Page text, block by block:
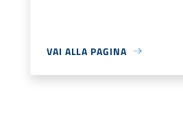
VAI ALLA PAGINA